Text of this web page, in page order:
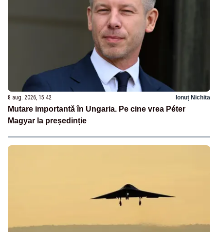
8 aug. 2026, 15:42 Ionuț Nichita
Mutare importantă în Ungaria. Pe cine vrea Péter
Magyar la președinție